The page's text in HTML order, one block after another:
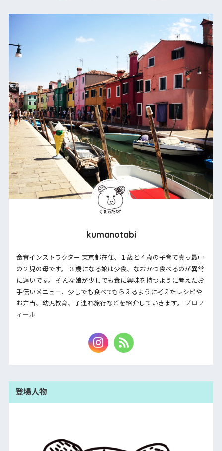
kumanotabi
食育インストラクター 東京都在住、１歳と４歳の子育て真っ最中
の２児の母です。 ３歳になる娘は少食、なおかつ食べるのが異常
に遅いです。 そんな娘が少しでも食に興味を持つように考えたお
手伝いメニュー、少しでも食べてもらえるように考えたレシピや
お弁当、幼児教育、子連れ旅行などを紹介していきます。 プロフ
ィール
登場人物